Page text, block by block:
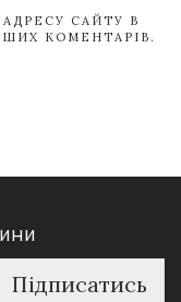
САЙТУ В
КОМЕНТАРІВ.
Підписатись